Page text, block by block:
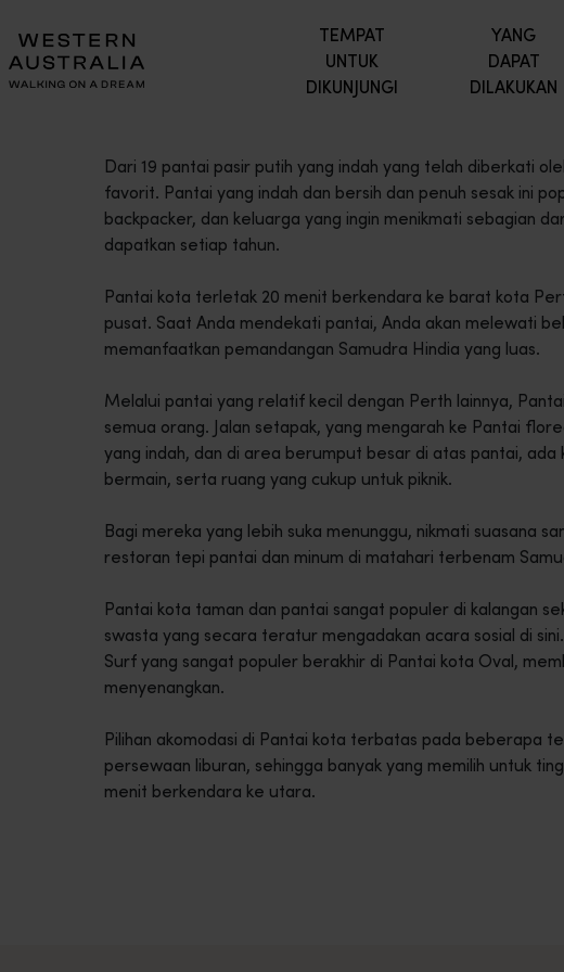
TEMPAT
UNTUK
DIKUNJUNGI
YANG
DAPAT
DILAKUKAN
Dari 19 pantai pasir putih yang indah yang telah diberkati
favorit. Pantai yang indah dan bersih dan penuh sesak ini
backpacker, dan keluarga yang ingin menikmati sebagian
dapatkan setiap tahun.
Pantai kota terletak 20 menit berkendara ke barat kota
pusat. Saat Anda mendekati pantai, Anda akan melewati
memanfaatkan pemandangan Samudra Hindia yang luas.
Melalui pantai yang relatif kecil dengan Perth lainnya,
semua orang. Jalan setapak, yang mengarah ke Pantai
yang indah, dan di area berumput besar di atas pantai, ada
bermain, serta ruang yang cukup untuk piknik.
Bagi mereka yang lebih suka menunggu, nikmati suasana
restoran tepi pantai dan minum di matahari terbenam
Pantai kota taman dan pantai sangat populer di kalangan
swasta yang secara teratur mengadakan acara sosial di
Surf yang sangat populer berakhir di Pantai kota Oval,
menyenangkan.
Pilihan akomodasi di Pantai kota terbatas pada beberapa
persewaan liburan, sehingga banyak yang memilih untuk
menit berkendara ke utara.